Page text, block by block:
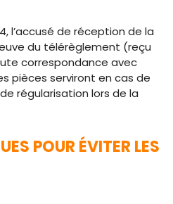
l’accusé de réception de la
du télérèglement (reçu
correspondance avec
pièces serviront en cas de
régularisation lors de la
POUR ÉVITER LES